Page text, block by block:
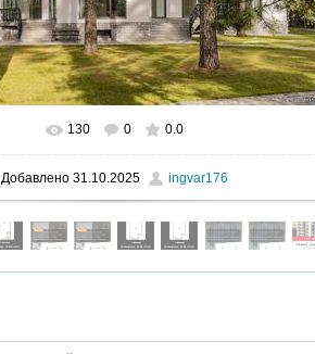
В реальном размере 1600x1068
130 0 0.0
Добавлено31.10.2025 ingvar176